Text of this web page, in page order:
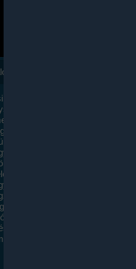
fogyás titka valójában igen
égess több energiát, mint
beviszel. Természetesen
nagy fegyelemre és akaraterőre
de meglepődve fogod
a kalóriaszámolás mennyire
diétához képest. Itt nincsenek
és a megengedett kalóriabevitelt
növelheted ha
de nem utolsó sorban, a
módszerét a legtöbb
szakorvos ajánlja és